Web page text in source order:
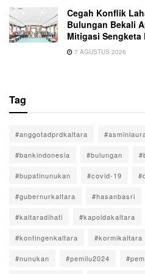
Cegah Konflik
Bulungan Bekali
Mitigasi Sengketa
7 AGUSTUS 2026
Tag
#anggotadprdkaltara
#bankindonesia #bulungan
#bupatinunukan #covid-19
#gubernurkaltara #hasanbasri
#kaltaradihati #kapoldakaltara
#kontingenkaltara #kormikaltara
#nunukan #pemilu2024